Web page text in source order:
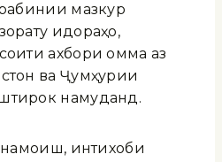
мазкур
идораҳо,
ахбори омма аз
ва Ҷумҳурии
намуданд.
интихоби